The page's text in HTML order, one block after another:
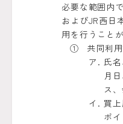
必要な範囲内
およびJR西日
用を行うこと
共同利
氏
月
ス
買
ポ